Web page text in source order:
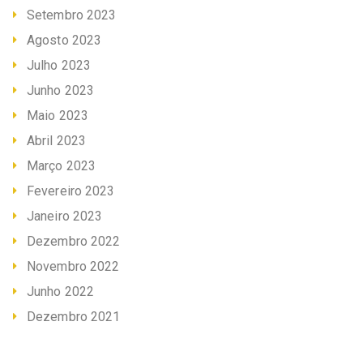
Setembro 2023
Agosto 2023
Julho 2023
Junho 2023
Maio 2023
Abril 2023
Março 2023
Fevereiro 2023
Janeiro 2023
Dezembro 2022
Novembro 2022
Junho 2022
Dezembro 2021